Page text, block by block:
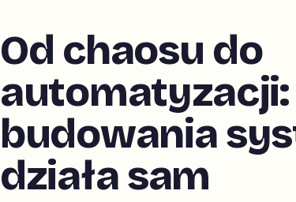
Od chaosu do
automatyzacji:
budowania
działa sam